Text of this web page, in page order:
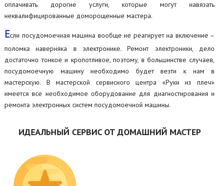
оплачивать дорогие услуги, которые могут навязать
неквалифицированные доморощенные мастера.
Если посудомоечная машина вообще не реагирует на включение –
поломка наверняка в электронике. Ремонт электроники, дело
достаточно тонкое и кропотливое, поэтому, в большинстве случаев,
посудомоечную машину необходимо будет везти к нам в
мастерскую. В мастерской сервисного центра «Руки из плеч»
имеется все необходимое оборудование для диагностирования и
ремонта электронных систем посудомоечной машины.
ИДЕАЛЬНЫЙ СЕРВИС ОТ ДОМАШНИЙ МАСТЕР